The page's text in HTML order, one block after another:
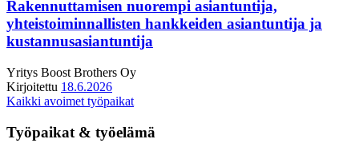
Rakennuttamisen nuorempi asiantuntija,
yhteistoiminnallisten hankkeiden asiantuntija ja
kustannusasiantuntija
Yritys Boost Brothers Oy
Kirjoitettu 18.6.2026
Kaikki avoimet työpaikat
Työpaikat & työelämä